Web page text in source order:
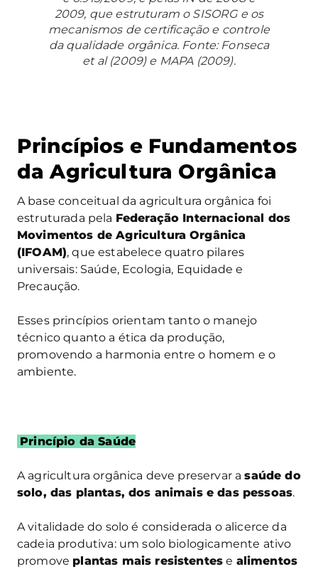
2009, que estruturam o SISORG e os
mecanismos de certificação e controle
da qualidade orgânica. Fonte: Fonseca
et al(2009) e MAPA (2009).
Princípios e Fundamentos
da Agricultura Orgânica
A base conceitual da agricultura orgânica foi
estruturada pela Federação Internacional dos
Movimentos de Agricultura Orgânica
(IFOAM), que estabelece quatro pilares
universais: Saúde, Ecologia, Equidade e
Precaução.
Esses princípios orientam tanto o manejo
técnico quanto a ética da produção,
promovendo a harmonia entre o homem e o
ambiente.
Princípio da Saúde
A agricultura orgânica deve preservar asaúde do
solo, das plantas, dos animais e das pessoas.
A vitalidade do solo é considerada o alicerce da
cadeia produtiva: um solo biologicamente ativo
promove plantas mais resistentes e alimentos